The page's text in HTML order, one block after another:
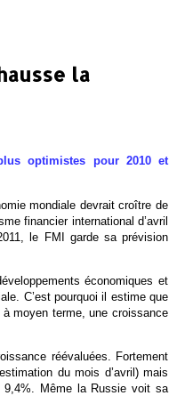
la
optimistes pour 2010 et
mondiale devrait croître de
financier international d’avril
le FMI garde sa prévision
économiques et
C’est pourquoi il estime que
moyen terme, une croissance
réévaluées. Fortement
du mois d’avril) mais
Même la Russie voit sa